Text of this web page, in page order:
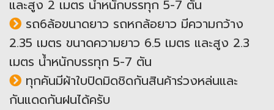
และสูง 2 เมตร น้ำหนักบรรทุก 5-7 ตัน
รถ6ล้อขนาดยาว รถหกล้อยาว มีความกว้าง
2.35 เมตร ขนาดความยาว 6.5 เมตร และสูง 2.3
เมตร น้ำหนักบรรทุก 5-7 ตัน
ทุกคันมีผ้าใบปิดมิดชิดกันสินค้าร่วงหล่นและ
กันแดดกันฝนได้ครับ